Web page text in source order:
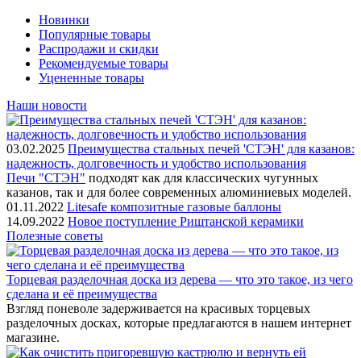
Новинки
Популярные товары
Распродажи и скидки
Рекомендуемые товары
Уцененные товары
Наши новости
03.02.2025 Преимущества стальных печей 'СТЭН' для казанов:
надежность, долговечность и удобство использования
Печи "СТЭН" подходят как для классических чугунных
казанов, так и для более современных алюминиевых моделей.
01.11.2022 Litesafe композитные газовые баллоны
14.09.2022 Новое поступление Риштанской керамики
Полезные советы
Торцевая разделочная доска из дерева — что это такое, из чего
сделана и её преимущества
Взгляд поневоле задерживается на красивых торцевых
разделочных досках, которые предлагаются в нашем интернет
магазине.